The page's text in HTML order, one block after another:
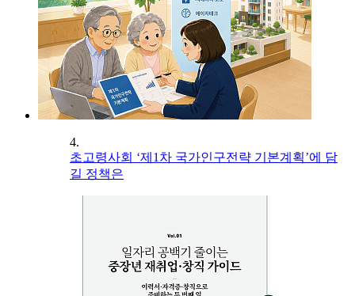
4.
초고령사회 ‘제1차 국가인구전략 기본계획’에 담
길 정책은